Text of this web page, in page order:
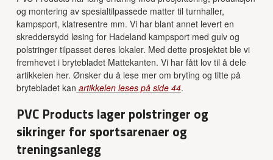
og montering av spesialtilpassede matter til turnhaller,
kampsport, klatresentre mm. Vi har blant annet levert en
skreddersydd løsing for Hadeland kampsport med gulv og
polstringer tilpasset deres lokaler. Med dette prosjektet ble vi
fremhevet i brytebladet Mattekanten. Vi har fått lov til å dele
artikkelen her. Ønsker du å lese mer om bryting og titte på
brytebladet kan artikkelen leses på side 44.
PVC Products lager polstringer og
sikringer for sportsarenaer og
treningsanlegg